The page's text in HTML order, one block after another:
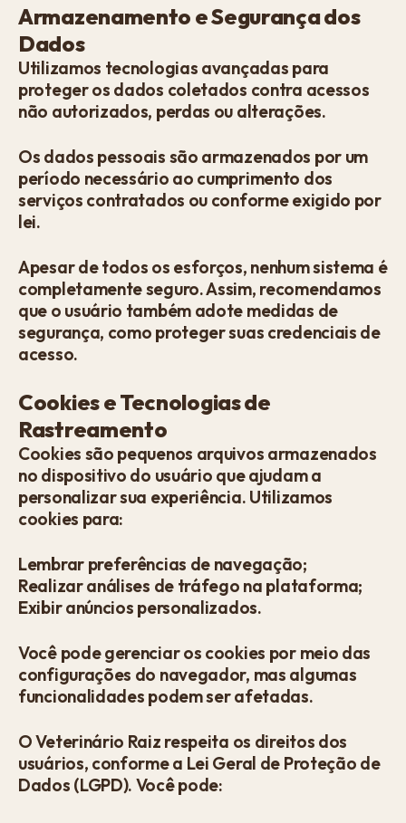
Armazenamento e Segurança dos
Dados
Utilizamos tecnologias avançadas para
proteger os dados coletados contra acessos
não autorizados, perdas ou alterações.
Os dados pessoais são armazenados por um
período necessário ao cumprimento dos
serviços contratados ou conforme exigido por
lei.
Apesar de todos os esforços, nenhum sistema é
completamente seguro. Assim, recomendamos
que o usuário também adote medidas de
segurança, como proteger suas credenciais de
acesso.​
Cookies e Tecnologias de
Rastreamento
Cookies são pequenos arquivos armazenados
no dispositivo do usuário que ajudam a
personalizar sua experiência. Utilizamos
cookies para:
Lembrar preferências de navegação;
Realizar análises de tráfego na plataforma;
Exibir anúncios personalizados.
Você pode gerenciar os cookies por meio das
configurações do navegador, mas algumas
funcionalidades podem ser afetadas.
O Veterinário Raiz respeita os direitos dos
usuários, conforme a Lei Geral de Proteção de
Dados (LGPD). Você pode: